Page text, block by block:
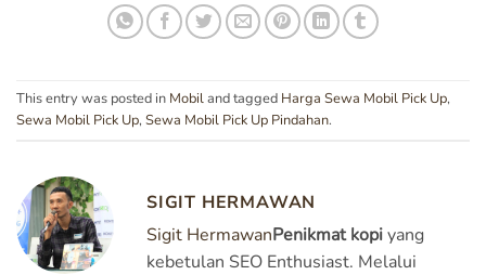
This entry was posted in Mobiland tagged Harga Sewa Mobil Pick Up,
Sewa Mobil Pick Up, Sewa Mobil Pick Up Pindahan.
SIGIT HERMAWAN
Sigit HermawanPenikmat kopiyang
kebetulan SEO Enthusiast. Melalui